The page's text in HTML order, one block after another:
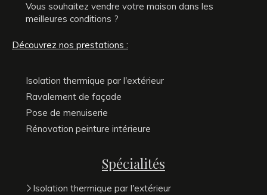
Vous souhaitez vendre votre maison dans les
meilleures conditions ?
Découvrez nos prestations :
Isolation thermique par l'extérieur
Ravalement de façade
Pose de menuiserie
Rénovation peinture intérieure
Spécialités
Isolation thermique par l'extérieur